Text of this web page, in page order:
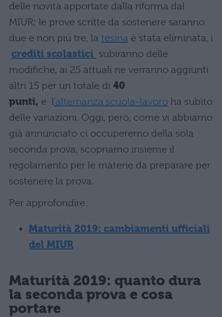
delle novità apportate dalla riforma dal
MIUR; le prove scritte da sostenere saranno
due e non più tre, la tesina è stata eliminata, i
crediti scolastici subiranno delle
modifiche, ai 25 attuali ne verranno aggiunti
altri 15 per un totale di 40
punti, e l‘alternanza scuola-lavoro ha subìto
delle variazioni. Oggi, però, come vi abbiamo
già annunciato ci occuperemo della sola
seconda prova, scopriamo insieme il
regolamento per le materie da preparare per
sostenere la prova.
Per approfondire:
Maturità 2019: cambiamenti ufficiali
del MIUR
Maturità 2019: quanto dura
la seconda prova e cosa
portare